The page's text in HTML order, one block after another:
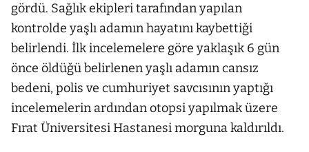
gördü. Sağlık ekipleri tarafından yapılan
kontrolde yaşlı adamın hayatını kaybettiği
belirlendi. İlk incelemelere göre yaklaşık 6 gün
önce öldüğü belirlenen yaşlı adamın cansız
bedeni, polis ve cumhuriyet savcısının yaptığı
incelemelerin ardından otopsi yapılmak üzere
Fırat Üniversitesi Hastanesi morguna kaldırıldı.